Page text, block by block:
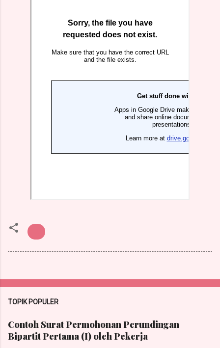
TOPIK POPULER
Contoh Surat Permohonan Perundingan
Bipartit Pertama (I) oleh Pekerja